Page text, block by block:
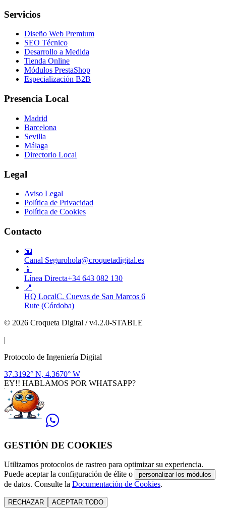
Servicios
Diseño Web Premium
SEO Técnico
Desarrollo a Medida
Tienda Online
Módulos PrestaShop
Especialización B2B
Presencia Local
Madrid
Barcelona
Sevilla
Málaga
Directorio Local
Legal
Aviso Legal
Política de Privacidad
Política de Cookies
Contacto
📧
Canal Segurohola@croquetadigital.es
📱
Línea Directa+34 643 082 130
📍
HQ LocalC. Cuevas de San Marcos 6
Rute (Córdoba)
© 2026 Croqueta Digital / v4.2.0-STABLE
|
Protocolo de Ingeniería Digital
37.3192° N, 4.3670° W
EY!! HABLAMOS POR WHATSAPP?
GESTIÓN DE COOKIES
Utilizamos protocolos de rastreo para optimizar su experiencia.
Puede aceptar la configuración de élite o
personalizar los módulos
de datos. Consulte la Documentación de Cookies.
RECHAZAR ACEPTAR TODO